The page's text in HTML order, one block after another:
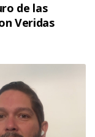
de las
Veridas